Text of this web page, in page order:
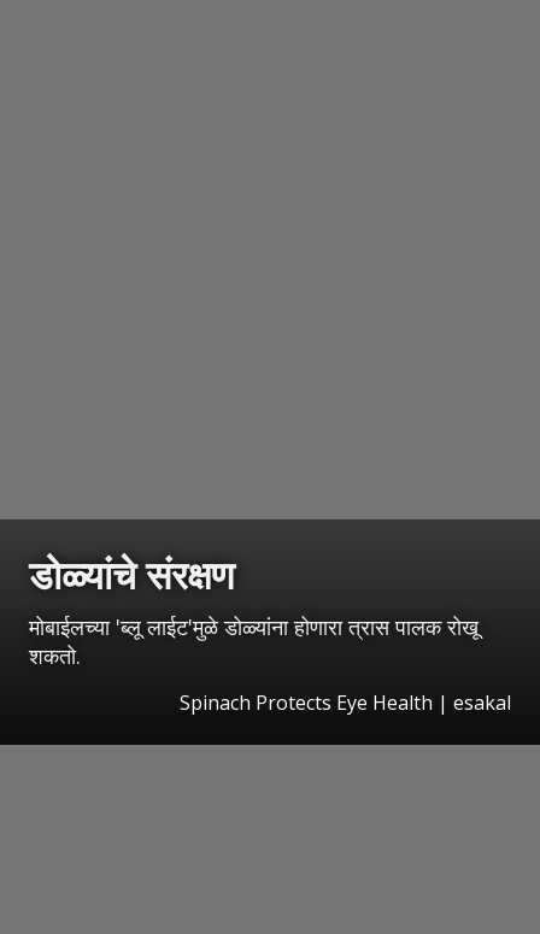
डोळ्यांचे संरक्षण
मोबाईलच्या 'ब्लू लाईट'मुळे डोळ्यांना होणारा त्रास पालक रोखू
शकतो.
Spinach Protects Eye Health | esakal